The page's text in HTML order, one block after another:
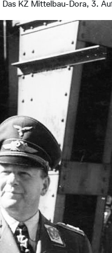
KZ Mittelbau-Dora, 3.